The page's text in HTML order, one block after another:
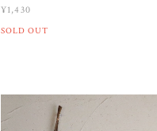
¥1,430
SOLD OUT